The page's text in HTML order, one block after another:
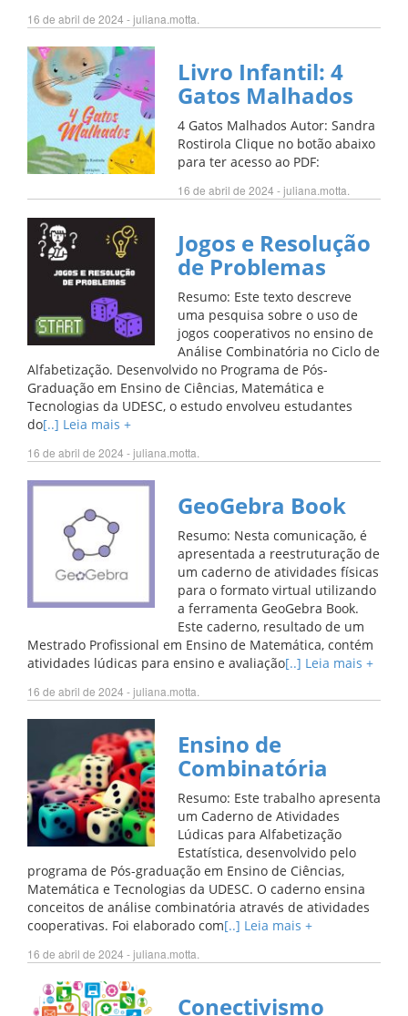
16 de abril de 2024 - juliana.motta.
Livro Infantil: 4
Gatos Malhados
4 Gatos Malhados Autor: Sandra
Rostirola Clique no botão abaixo
para ter acesso ao PDF:
16 de abril de 2024 - juliana.motta.
Jogos e Resolução
de Problemas
Resumo: Este texto descreve
uma pesquisa sobre o uso de
jogos cooperativos no ensino de
Análise Combinatória no Ciclo de
Alfabetização. Desenvolvido no Programa de Pós-
Graduação em Ensino de Ciências, Matemática e
Tecnologias da UDESC, o estudo envolveu estudantes
do[..] Leia mais +
16 de abril de 2024 - juliana.motta.
GeoGebra Book
Resumo: Nesta comunicação, é
apresentada a reestruturação de
um caderno de atividades físicas
para o formato virtual utilizando
a ferramenta GeoGebra Book.
Este caderno, resultado de um
Mestrado Profissional em Ensino de Matemática, contém
atividades lúdicas para ensino e avaliação[..] Leia mais +
16 de abril de 2024 - juliana.motta.
Ensino de
Combinatória
Resumo: Este trabalho apresenta
um Caderno de Atividades
Lúdicas para Alfabetização
Estatística, desenvolvido pelo
programa de Pós-graduação em Ensino de Ciências,
Matemática e Tecnologias da UDESC. O caderno ensina
conceitos de análise combinatória através de atividades
cooperativas. Foi elaborado com[..] Leia mais +
16 de abril de 2024 - juliana.motta.
Conectivismo